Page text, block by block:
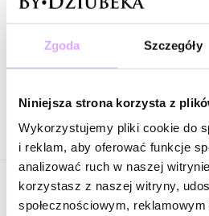
Zgoda Szczegóły
Niniejsza strona korzysta z
Wykorzystujemy pliki cookie do
i reklam, aby oferować funkcje
analizować ruch w naszej
korzystasz z naszej witryny,
społecznościowym,
69,00 zł
Zapytaj o produkt
Opis produktu
Pełna lekkości, kolorów i subtelnej
przyciąga uwagę harmonijnym
kryształków w odcieniach różu,
Cechy produktu